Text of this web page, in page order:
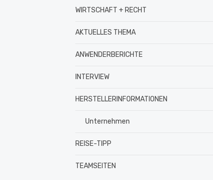
WIRTSCHAFT + RECHT
AKTUELLES THEMA
ANWENDERBERICHTE
INTERVIEW
HERSTELLERINFORMATIONEN
Unternehmen
REISE-TIPP
TEAMSEITEN